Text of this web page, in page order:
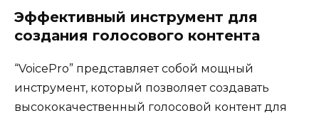
Эффективный инструмент для
создания голосового контента
“VoicePro” представляет собой мощный
инструмент, который позволяет создавать
высококачественный голосовой контент для